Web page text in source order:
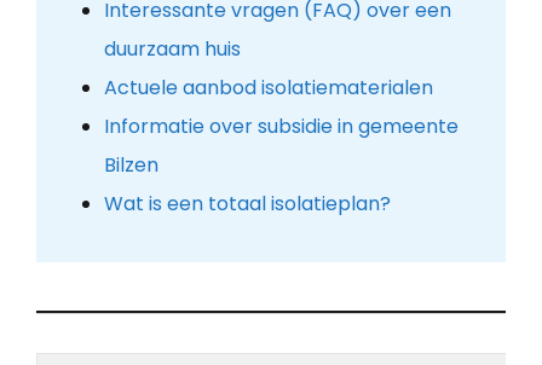
Interessante vragen (FAQ) over een
duurzaam huis
Actuele aanbod isolatiematerialen
Informatie over subsidie in gemeente
Bilzen
Wat is een totaal isolatieplan?